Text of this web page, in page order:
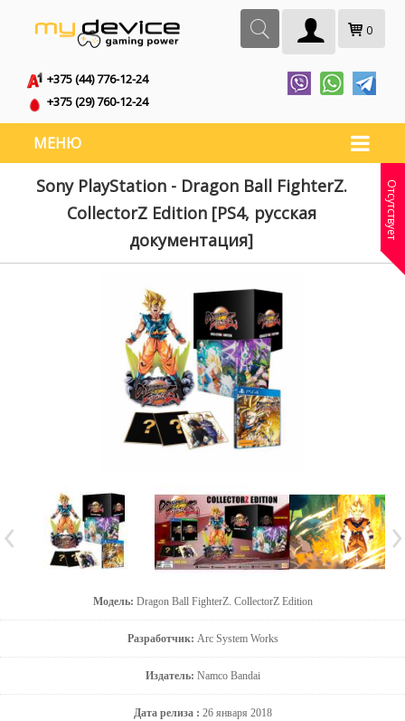
0
+375 (44) 776-12-24
+375 (29) 760-12-24
МЕНЮ
Sony PlayStation - Dragon Ball FighterZ.
CollectorZ Edition [PS4, русская
документация]
Модель: Dragon Ball FighterZ. CollectorZ Edition
Разработчик: Arc System Works
Издатель: Namco Bandai
Дата релиза : 26 января 2018
Отсутствует